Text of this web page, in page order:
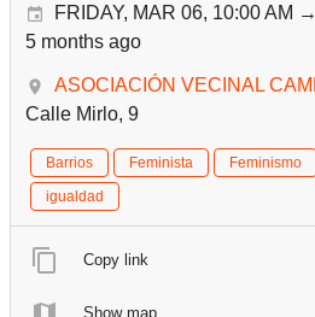
FRIDAY, MAR 06, 10:00 AM
5 months ago
ASOCIACIÓN VECINAL
Calle Mirlo, 9
Barrios Feminista Feminismo
igualdad
Copy link
Show map